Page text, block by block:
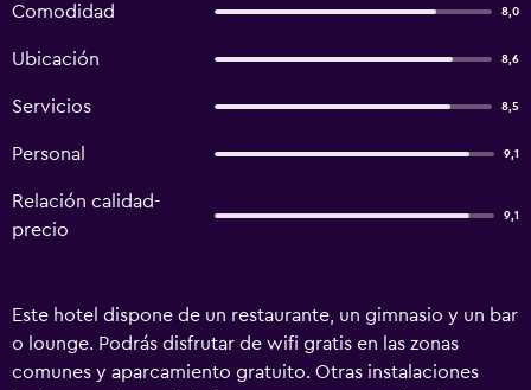
Comodidad 8,0
Ubicación 8,6
Servicios 8,5
Personal 9,1
Relación calidad-
precio
9,1
Este hotel dispone de un restaurante, un gimnasio y un bar
o lounge. Podrás disfrutar de wifi gratis en las zonas
comunes y aparcamiento gratuito. Otras instalaciones